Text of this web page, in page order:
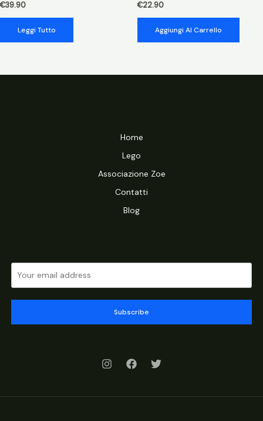
€39.90
Leggi Tutto
€22.90
Aggiungi Al Carrello
Home
Lego
Associazione Zoe
Contatti
Blog
Subscribe